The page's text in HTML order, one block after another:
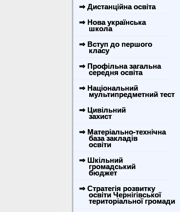
⇒ Дистанційна освіта
⇒ Нова українська
школа
⇒ Вступ до першого
класу
⇒ Профільна загальна
середня освіта
⇒ Національний
мультипредметний тест
⇒ Цивільний
захист
⇒ Матеріально-технічна
база закладів
освіти
⇒ Шкільний
громадський
бюджет
⇒ Стратегія розвитку
освіти Чернігівської
територіальної громади